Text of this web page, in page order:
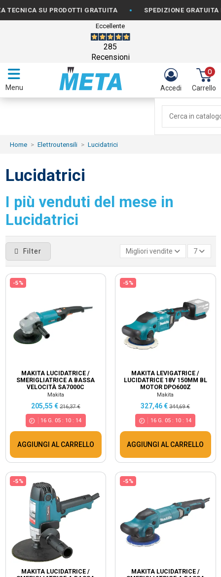
SU PRODOTTI GRATUITA • SPEDIZIONE GRATUITA
Eccellente
285
Recensioni
Menu Accedi
0
Carrello
Home Elettroutensili Lucidatrici
Lucidatrici
I più venduti del mese in
Lucidatrici
Filter Migliori vendite 7
-5%
MAKITA LUCIDATRICE /
SMERIGLIATRICE A BASSA
VELOCITÀ SA7000C
Makita
205,55 € 216,37 €
16 G. 05 : 10 : 14
AGGIUNGI AL CARRELLO
-5%
MAKITA LEVIGATRICE /
LUCIDATRICE 18V 150MM BL
MOTOR DPO600Z
Makita
327,46 €344,69 €
16G. 05: 10: 14
AGGIUNGI AL CARRELLO
-5%
MAKITA LUCIDATRICE /
-5%
MAKITA LUCIDATRICE /